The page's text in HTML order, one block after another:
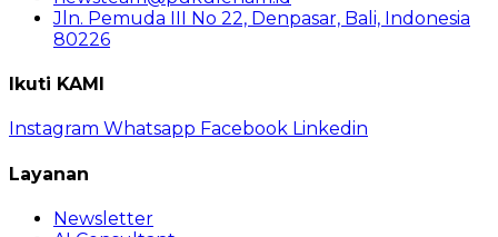
Jln. Pemuda III No 22, Denpasar, Bali, Indonesia
80226
Ikuti KAMI
Instagram Whatsapp Facebook Linkedin
Layanan
Newsletter